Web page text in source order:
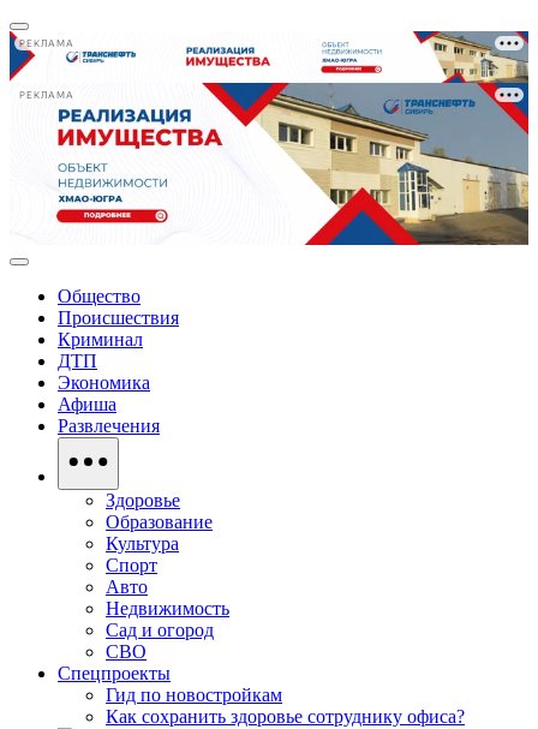
РЕКЛАМА
РЕКЛАМА
Общество
Происшествия
Криминал
ДТП
Экономика
Афиша
Развлечения
Здоровье
Образование
Культура
Спорт
Авто
Недвижимость
Сад и огород
СВО
Спецпроекты
Гид по новостройкам
Как сохранить здоровье сотруднику офиса?